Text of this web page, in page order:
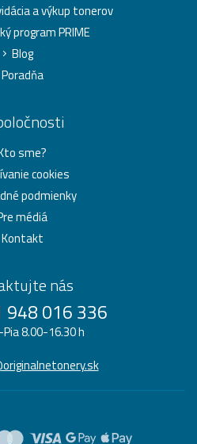
a výkup tonerov
program PRIME
Blog
Poradňa
sme?
cookies
podmienky
médiá
Kontakt
nás
948 016 336
8.00-16.30 h